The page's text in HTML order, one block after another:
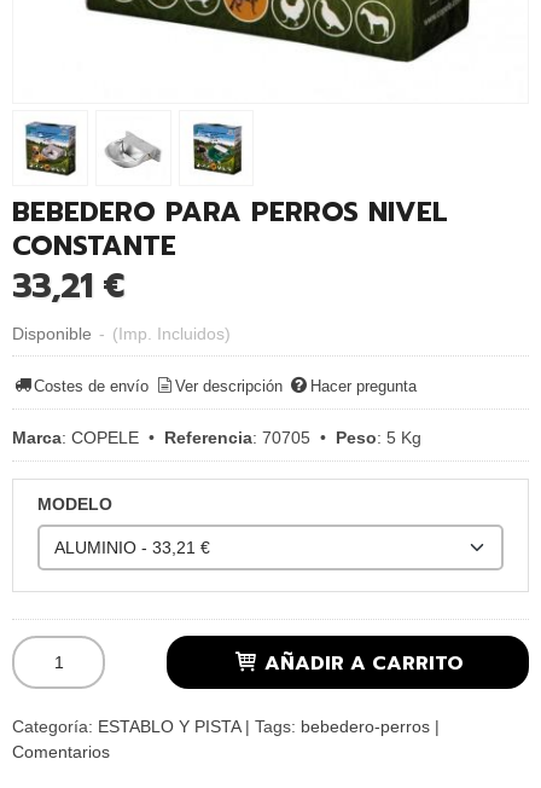
BEBEDERO PARA PERROS NIVEL
CONSTANTE
33,21 €
Disponible - (Imp. Incluidos)
Costes de envío Ver descripción Hacer pregunta
Marca: COPELE • Referencia: 70705 • Peso: 5 Kg
MODELO
AÑADIR A CARRITO
Categoría: ESTABLO Y PISTA| Tags: bebedero-perros |
Comentarios